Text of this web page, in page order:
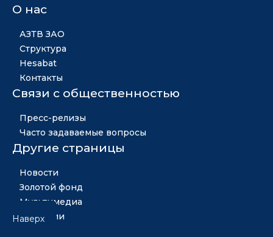
О нас
АЗТВ ЗАО
Структура
Hesabat
Контакты
Связи с общественностью
Пресс-релизы
Часто задаваемые вопросы
Другие страницы
Новости
Золотой фонд
Мультимедиа
Вакансии
Наверх